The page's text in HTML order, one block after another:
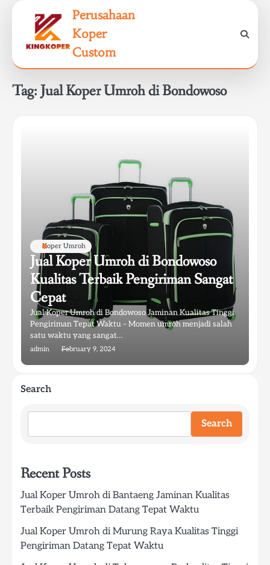
Perusahaan
Koper
Custom
Tag:Jual Koper Umroh di Bondowoso
Koper Umroh
Jual Koper Umroh di Bondowoso
Kualitas Terbaik Pengiriman Sangat
Cepat
Jual Koper Umroh di Bondowoso Jaminan Kualitas Tinggi
Pengiriman Tepat Waktu – Momen umroh menjadi salah
satu waktu yang sangat…
admin February 9, 2024
Search
Search
Recent Posts
Jual Koper Umroh di Bantaeng Jaminan Kualitas
Terbaik Pengiriman Datang Tepat Waktu
Jual Koper Umroh di Murung Raya Kualitas Tinggi
Pengiriman Datang Tepat Waktu